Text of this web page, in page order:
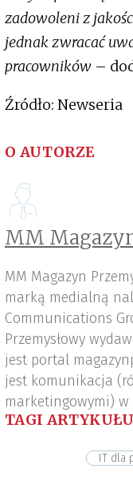
zadowoleni z
jednak zwracać
pracowników –
Źródło: Newseria
O AUTORZE
MM
MM Magazyn
marką medialną
Communications
Przemysłowy
jest portal
jest komunikacja
marketingowymi) w
TAGI ARTYKUŁU
IT dla